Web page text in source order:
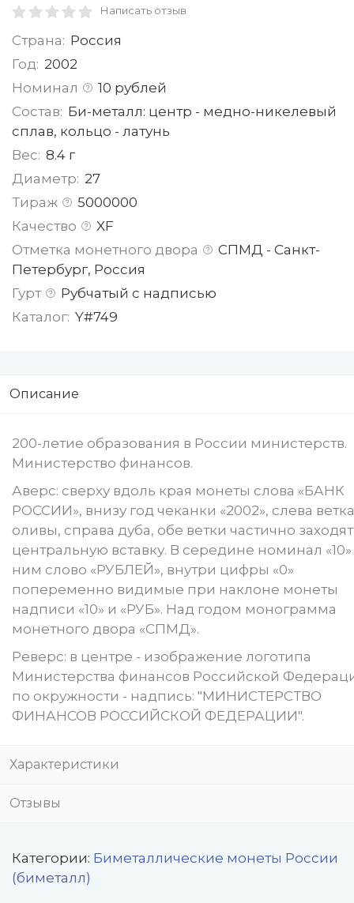
Написать отзыв
Страна: Россия
Год: 2002
Номинал
10 рублей
Состав: Би-металл: центр - медно-никелевый
сплав, кольцо - латунь
Вес: 8.4 г
Диаметр: 27
Тираж
5000000
Качество
XF
Отметка монетного двора
СПМД - Санкт-
Петербург, Россия
Гурт
Рубчатый с надписью
Каталог: Y#749
Описание
200-летие образования в России министерств.
Министерство финансов.
Аверс: сверху вдоль края монеты слова «БАНК
РОССИИ», внизу год чеканки «2002», слева ветка
оливы, справа дуба, обе ветки частично
центральную вставку. В середине номинал
ним слово «РУБЛЕЙ», внутри цифры «0»
попеременно видимые при наклоне монеты
надписи «10» и «РУБ». Над годом монограмма
монетного двора «СПМД».
Реверс: в центре - изображение логотипа
Министерства финансов Российской
по окружности - надпись: "МИНИСТЕРСТВО
ФИНАНСОВ РОССИЙСКОЙ ФЕДЕРАЦИИ".
Характеристики
Отзывы
Категории: Биметаллические монеты России
(биметалл)